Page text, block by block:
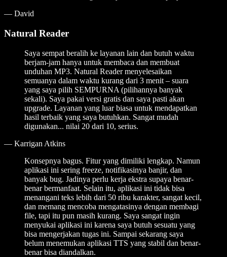
— David
Natural Reader
Saya sempat beralih ke layanan lain dan butuh waktu
berjam-jam hanya untuk membaca dan membuat
unduhan MP3. Natural Reader menyelesaikan
semuanya dalam waktu kurang dari 3 menit – suara
yang saya pilih SEMPURNA (pilihannya banyak
sekali). Saya pakai versi gratis dan saya pasti akan
upgrade. Layanan yang luar biasa untuk mendapatkan
hasil terbaik yang saya butuhkan. Sangat mudah
digunakan... nilai 20 dari 10, serius.
— Karrigan Atkins
Konsepnya bagus. Fitur yang dimiliki lengkap. Namun
aplikasi ini sering freeze, notifikasinya banjir, dan
banyak bug. Jadinya perlu kerja ekstra supaya benar-
benar bermanfaat. Selain itu, aplikasi ini tidak bisa
menangani teks lebih dari 50 ribu karakter, sangat kecil,
dan memang mencoba mengatasinya dengan membagi
file, tapi itu pun masih kurang. Saya sangat ingin
menyukai aplikasi ini karena saya butuh sesuatu yang
bisa mengerjakan tugas ini. Sampai sekarang saya
belum menemukan aplikasi TTS yang stabil dan benar-
benar bisa diandalkan.